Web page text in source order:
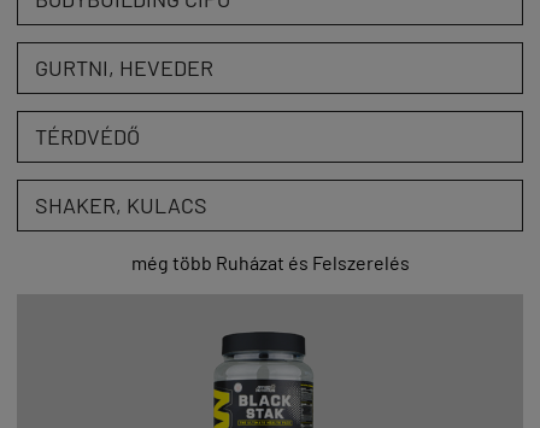
GURTNI, HEVEDER
TÉRDVÉDŐ
SHAKER, KULACS
még több Ruházat és Felszerelés